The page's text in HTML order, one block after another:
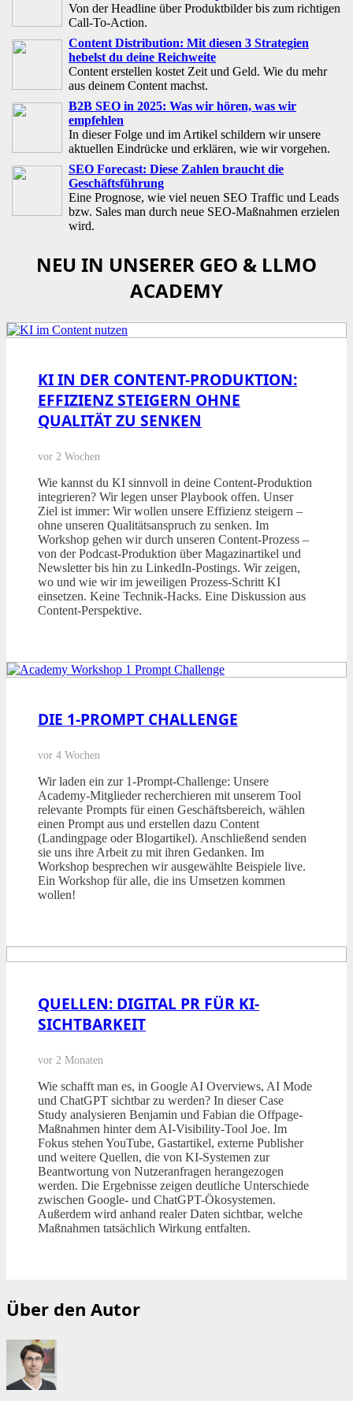
Von der Headline über Produktbilder bis zum richtigen
Call-To-Action.
Content Distribution: Mit diesen 3 Strategien
hebelst du deine Reichweite
Content erstellen kostet Zeit und Geld. Wie du mehr
aus deinem Content machst.
B2B SEO in 2025: Was wir hören, was wir
empfehlen
In dieser Folge und im Artikel schildern wir unsere
aktuellen Eindrücke und erklären, wie wir vorgehen.
SEO Forecast: Diese Zahlen braucht die
Geschäftsführung
Eine Prognose, wie viel neuen SEO Traffic und Leads
bzw. Sales man durch neue SEO-Maßnahmen erzielen
wird.
NEU IN UNSERER GEO & LLMO
ACADEMY
KI IN DER CONTENT-PRODUKTION:
EFFIZIENZ STEIGERN OHNE
QUALITÄT ZU SENKEN
vor 2 Wochen
Wie kannst du KI sinnvoll in deine Content-Produktion
integrieren? Wir legen unser Playbook offen. Unser
Ziel ist immer: Wir wollen unsere Effizienz steigern –
ohne unseren Qualitätsanspruch zu senken. Im
Workshop gehen wir durch unseren Content-Prozess –
von der Podcast-Produktion über Magazinartikel und
Newsletter bis hin zu LinkedIn-Postings. Wir zeigen,
wo und wie wir im jeweiligen Prozess-Schritt KI
einsetzen. Keine Technik-Hacks. Eine Diskussion aus
Content-Perspektive.
DIE 1-PROMPT CHALLENGE
vor 4 Wochen
Wir laden ein zur 1-Prompt-Challenge: Unsere
Academy-Mitglieder recherchieren mit unserem Tool
relevante Prompts für einen Geschäftsbereich, wählen
einen Prompt aus und erstellen dazu Content
(Landingpage oder Blogartikel). Anschließend senden
sie uns ihre Arbeit zu mit ihren Gedanken. Im
Workshop besprechen wir ausgewählte Beispiele live.
Ein Workshop für alle, die ins Umsetzen kommen
wollen!
QUELLEN: DIGITAL PR FÜR KI-
SICHTBARKEIT
vor 2 Monaten
Wie schafft man es, in Google AI Overviews, AI Mode
und ChatGPT sichtbar zu werden? In dieser Case
Study analysieren Benjamin und Fabian die Offpage-
Maßnahmen hinter dem AI-Visibility-Tool Joe. Im
Fokus stehen YouTube, Gastartikel, externe Publisher
und weitere Quellen, die von KI-Systemen zur
Beantwortung von Nutzeranfragen herangezogen
werden. Die Ergebnisse zeigen deutliche Unterschiede
zwischen Google- und ChatGPT-Ökosystemen.
Außerdem wird anhand realer Daten sichtbar, welche
Maßnahmen tatsächlich Wirkung entfalten.
Über den Autor